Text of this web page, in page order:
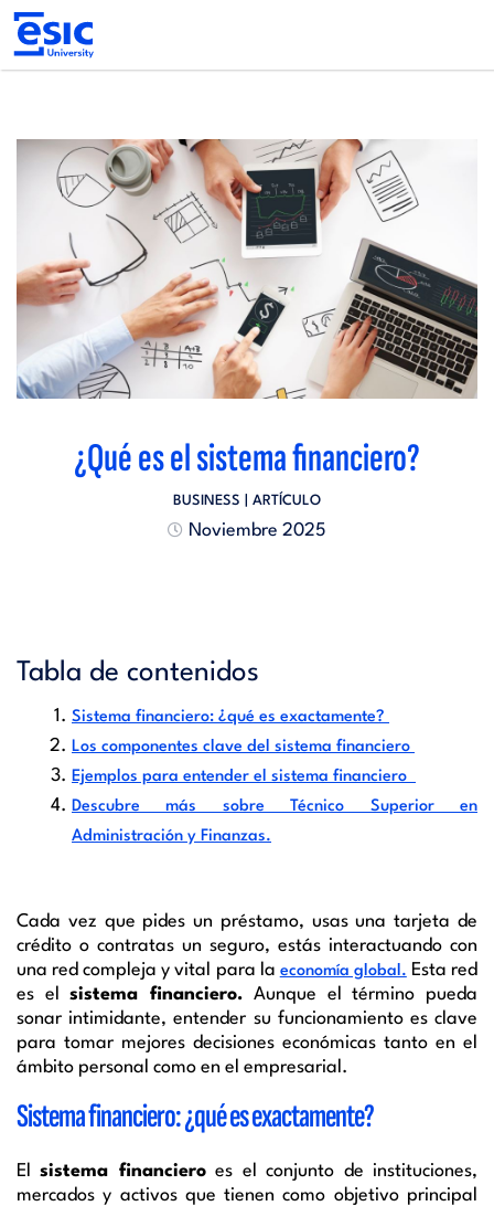
Pasar
contenido
¿Qué es el sistema financiero?
BUSINESS | ARTÍCULO
Noviembre 2025
Tabla de contenidos
Sistema financiero: ¿qué es exactamente?
Los componentes clave del sistema financiero
Ejemplos para entender el sistema financiero
Descubre más sobre Técnico Superior en
Administración y Finanzas.
Cada vez que pides un préstamo, usas una tarjeta de
crédito o contratas un seguro, estás interactuando con
una red compleja y vital para la economía global. Esta red
es elsistema financiero. Aunque el término pueda
sonar intimidante, entender su funcionamiento es clave
para tomar mejores decisiones económicas tanto en el
ámbito personal como en el empresarial.
Sistema financiero: ¿qué es exactamente?
Elsistema financieroes el conjunto de instituciones,
mercados y activos que tienen como objetivo principal